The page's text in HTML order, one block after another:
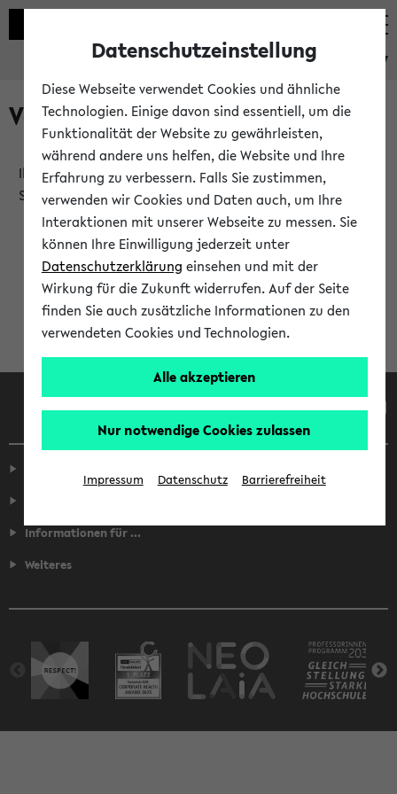
eKVV
Verlauf
Ihr Verlauf ist leer. Er wird sich im Verlauf Ihrer eKVV
Sitzung füllen.
Informationen für ...
Weiteres
Datenschutzeinstellung
Diese Webseite verwendet Cookies und ähnliche
Technologien. Einige davon sind essentiell, um die
Funktionalität der Website zu gewährleisten,
während andere uns helfen, die Website und Ihre
Erfahrung zu verbessern. Falls Sie zustimmen,
verwenden wir Cookies und Daten auch, um Ihre
Interaktionen mit unserer Webseite zu messen. Sie
können Ihre Einwilligung jederzeit unter
Datenschutzerklärung einsehen und mit der
Wirkung für die Zukunft widerrufen. Auf der Seite
finden Sie auch zusätzliche Informationen zu den
verwendeten Cookies und Technologien.
Alle akzeptieren
Nur notwendige Cookies zulassen
Impressum Datenschutz Barrierefreiheit